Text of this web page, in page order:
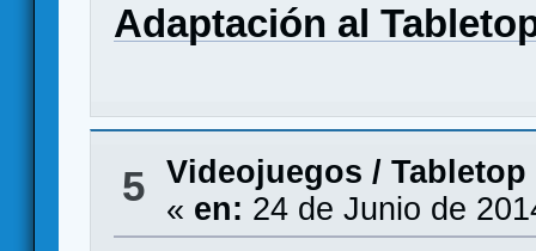
Adaptación al
5 Videojuegos /
« en: 24 de Junio de